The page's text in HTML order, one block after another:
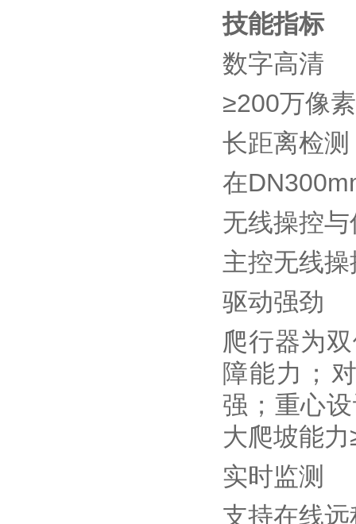
技能指标
数字高清
≥200万像
长距离检测
在
无线操控
主控无线
驱动强劲
爬行器为
障能力；
强；重心
大爬坡能力
实时监测
支持在线